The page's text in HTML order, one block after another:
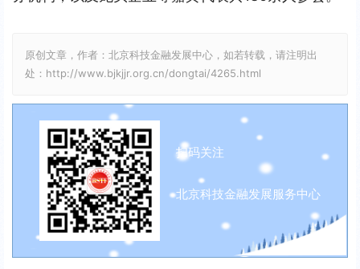
原创文章，作者：北京科技金融发展中心，如若转载，请注明出
处：http://www.bjkjjr.org.cn/dongtai/4265.html
扫码关注
北京科技金融发展服务中心